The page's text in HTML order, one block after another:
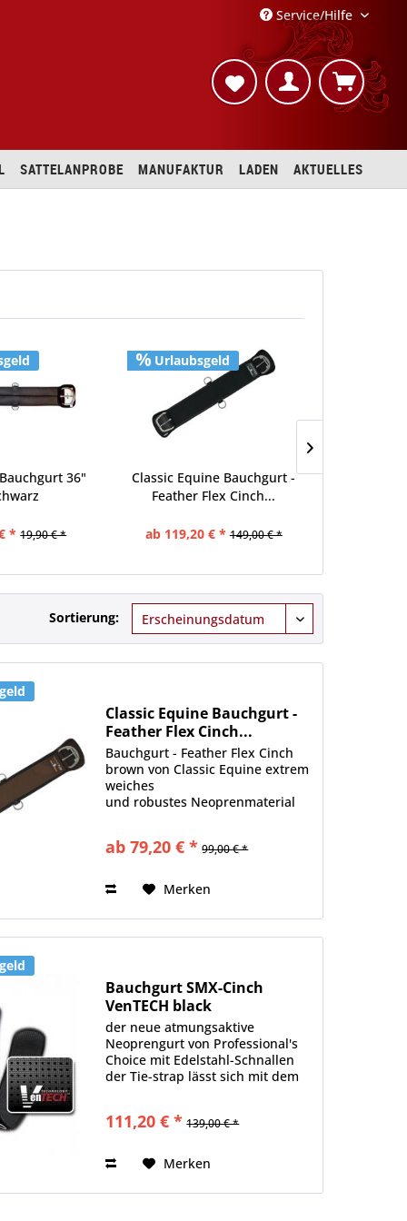
Service/Hilfe
AKTUELLES
LADEN
MANUFAKTUR
SATTELANPROBE
36"
* 19,90 € *
Urlaubsgeld
Classic Equine Bauchgurt -
Feather Flex Cinch...
ab 119,20 € * 149,00 € *
Sortierung:
Classic Equine Bauchgurt -
Feather Flex Cinch...
Bauchgurt - Feather Flex Cinch
brown von Classic Equine extrem
weiches
und robustes Neoprenmaterial
Neopren Farbe : braun (auch in
18_010044, erhältlich)
ab 79,20 € * 99,00 € *
Merken
Bauchgurt SMX-Cinch
VenTECH black
der neue atmungsaktive
Neoprengurt von Professional's
Choice mit Edelstahl-Schnallen
der Tie-strap lässt sich mit dem
Material: 100% Neopren leicht zu
111,20 € * 139,00 € *
Merken